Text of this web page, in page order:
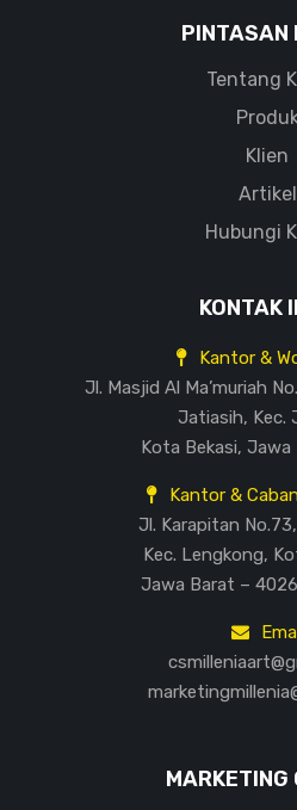
PINTASAN
Tentang
Klien
Artikel
Hubungi
KONTAK
Kantor &
Jl. Masjid Al Ma’muriah
Jatiasih, Kec.
Kota Bekasi, Jawa
Kantor &
Jl. Karapitan
Kec. Lengkong,
Jawa Barat –
MARKETING